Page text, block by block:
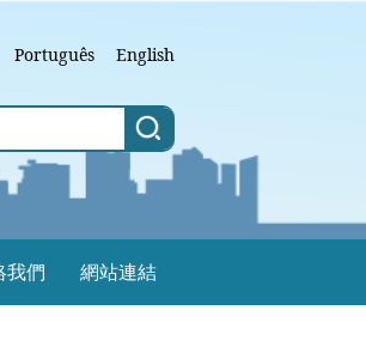
Português English
我們 網站連結